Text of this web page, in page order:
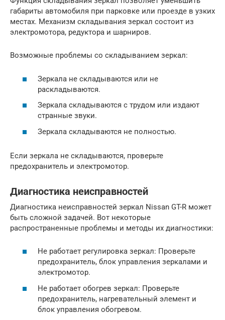
габариты автомобиля при парковке или проезде в узких
местах. Механизм складывания зеркал состоит из
электромотора, редуктора и шарниров.
Возможные проблемы со складыванием зеркал:
Зеркала не складываются или не
раскладываются.
Зеркала складываются с трудом или издают
странные звуки.
Зеркала складываются не полностью.
Если зеркала не складываются, проверьте
предохранитель и электромотор.
Диагностика неисправностей
Диагностика неисправностей зеркал Nissan GT-R может
быть сложной задачей. Вот некоторые
распространенные проблемы и методы их диагностики:
Не работает регулировка зеркал: Проверьте
предохранитель, блок управления зеркалами и
электромотор.
Не работает обогрев зеркал: Проверьте
предохранитель, нагревательный элемент и
блок управления обогревом.